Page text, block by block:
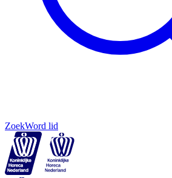
ZoekWord lid